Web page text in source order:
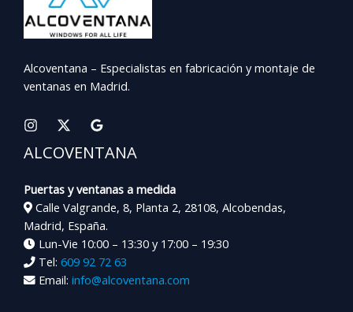
Alcoventana – Especialistas en fabricación y montaje de
ventanas en Madrid.
ALCOVENTANA
Puertas y ventanas a medida
Calle Valgrande, 8, Planta 2, 28108, Alcobendas,
Madrid, España.
Lun-Vie 10:00 – 13:30 y 17:00 – 19:30
Tel: 609 92 72 63
Email: info@alcoventana.com